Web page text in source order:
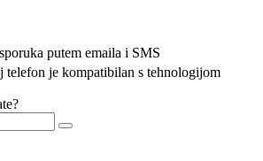
putem emaila i SMS
telefon je kompatibilan s tehnologijom